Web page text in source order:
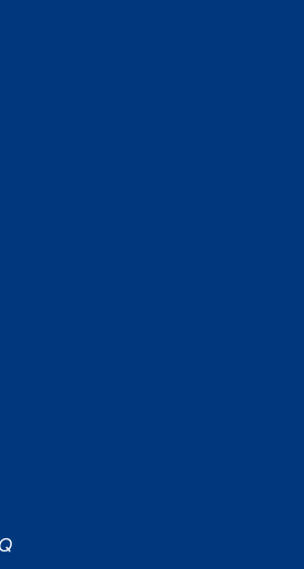
DE
À VOTRE VIE